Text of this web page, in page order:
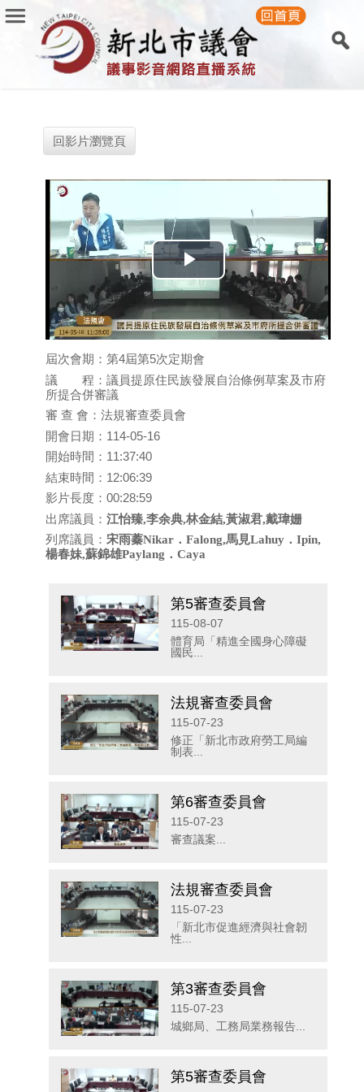
回影片瀏覽頁
Play
Video
屆次會期：第4屆第5次定期會
議 程：議員提原住民族發展自治條例草案及市府
所提合併審議
審 查 會：法規審查委員會
開會日期：114-05-16
開始時間：11:37:40
結束時間：12:06:39
影片長度：00:28:59
出席議員：江怡臻,李余典,林金結,黃淑君,戴瑋姗
列席議員：宋雨蓁Nikar．Falong,馬見Lahuy．Ipin,
楊春妹,蘇錦雄Paylang．Caya
第5審查委員會
115-08-07
體育局「精進全國身心障礙
國民...
法規審查委員會
115-07-23
修正「新北市政府勞工局編
制表...
第6審查委員會
115-07-23
審查議案...
法規審查委員會
115-07-23
「新北市促進經濟與社會韌
性...
第3審查委員會
115-07-23
城鄉局、工務局業務報告...
第5審查委員會